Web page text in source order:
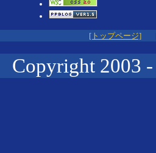
[トップページ]
Copyright 2003 -